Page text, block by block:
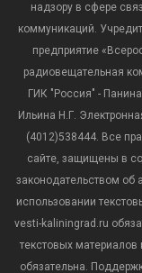
надзору в сфере
коммуникаций.
предприятие
радиовещательная
ГИК "Россия" -
Ильина Н.Г.
(4012)538444. Все
сайте, защищены в
законодательством об
использовании
vesti-kaliningrad.ru
текстовых материалов
обязательна.